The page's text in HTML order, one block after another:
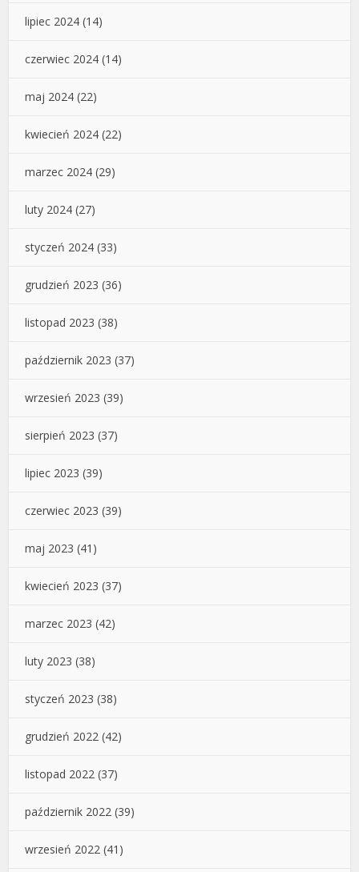
lipiec 2024 (14)
czerwiec 2024 (14)
maj 2024 (22)
kwiecień 2024 (22)
marzec 2024 (29)
luty 2024 (27)
styczeń 2024 (33)
grudzień 2023 (36)
listopad 2023 (38)
październik 2023 (37)
wrzesień 2023 (39)
sierpień 2023 (37)
lipiec 2023 (39)
czerwiec 2023 (39)
maj 2023 (41)
kwiecień 2023 (37)
marzec 2023 (42)
luty 2023 (38)
styczeń 2023 (38)
grudzień 2022 (42)
listopad 2022 (37)
październik 2022 (39)
wrzesień 2022 (41)